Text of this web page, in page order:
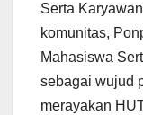
Serta
komunitas,
Mahasiswa
sebagai wujud
merayakan